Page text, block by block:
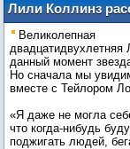
Лили Коллинз
Лотнере и о своей
«Белоснежки»
Великолепная
данный момент
Но сначала мы
вместе с Тейлором
«Я даже не могла
что когда-нибудь
поджигать людей,